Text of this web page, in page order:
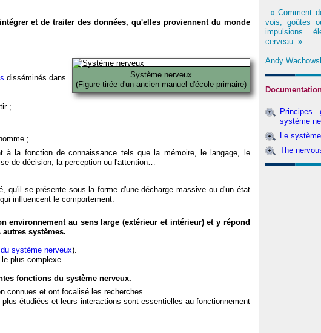
et de traiter des données, qu'elles proviennent du monde
Système nerveux
(Figure tirée d'un ancien manuel d'école primaire)
disséminés dans
;
;
à la fonction de connaissance tels que la mémoire, le langage, le
de décision, la perception ou l'attention…
qu'il se présente sous la forme d'une décharge massive ou d'un état
influencent le comportement.
environnement au sens large (extérieur et intérieur) et y répond
systèmes.
système nerveux).
plus complexe.
fonctions du système nerveux.
connues et ont focalisé les recherches.
étudiées et leurs interactions sont essentielles au fonctionnement
« Comment
vois, goûtes
impulsions
cerveau. »
Andy
Principes
système
Le
The